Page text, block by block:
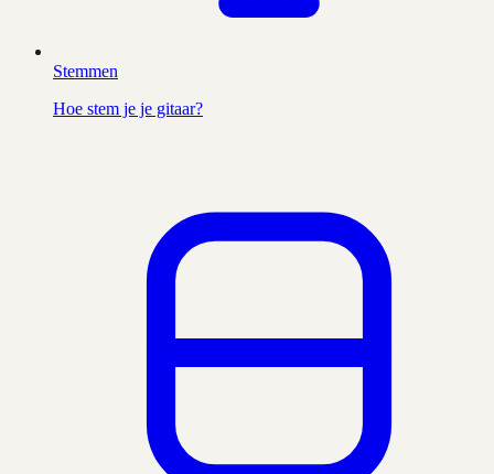
Stemmen
Hoe stem je je gitaar?